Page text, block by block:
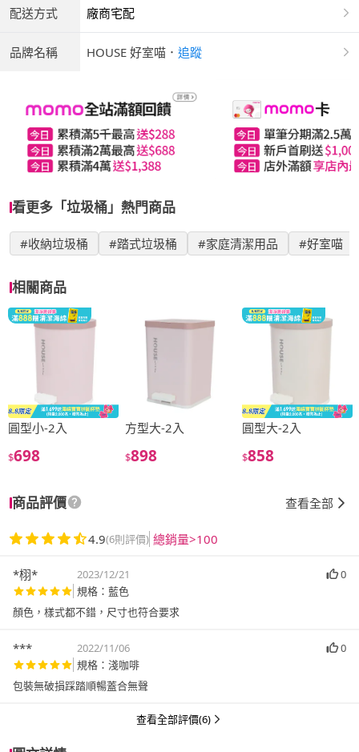
配送方式 廠商宅配
品牌名稱 HOUSE 好室喵 ． 追蹤
看更多「垃圾桶」熱門商品
#收納垃圾桶 #踏式垃圾桶 #家庭清潔用品 #好室喵
相關商品
圓型小-2入
$698
方型大-2入
$898
圓型大-2入
$858
商品評價 查看全部
4.9(6則評價) 總銷量>100
*栩* 2023/12/21
0
規格：藍色
顏色，樣式都不錯，尺寸也符合要求
*** 2022/11/06
0
規格：淺咖啡
包裝無破損踩踏順暢蓋合無聲
查看全部評價(6)